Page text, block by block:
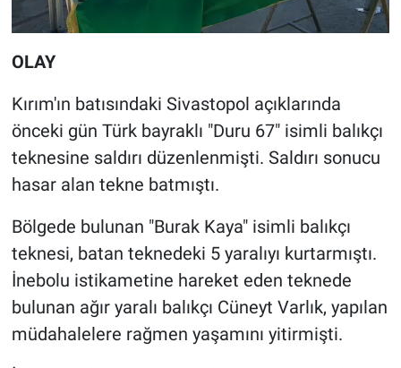
OLAY
Kırım'ın batısındaki Sivastopol açıklarında
önceki gün Türk bayraklı "Duru 67" isimli balıkçı
teknesine saldırı düzenlenmişti. Saldırı sonucu
hasar alan tekne batmıştı.
Bölgede bulunan "Burak Kaya" isimli balıkçı
teknesi, batan teknedeki 5 yaralıyı kurtarmıştı.
İnebolu istikametine hareket eden teknede
bulunan ağır yaralı balıkçı Cüneyt Varlık, yapılan
müdahalelere rağmen yaşamını yitirmişti.